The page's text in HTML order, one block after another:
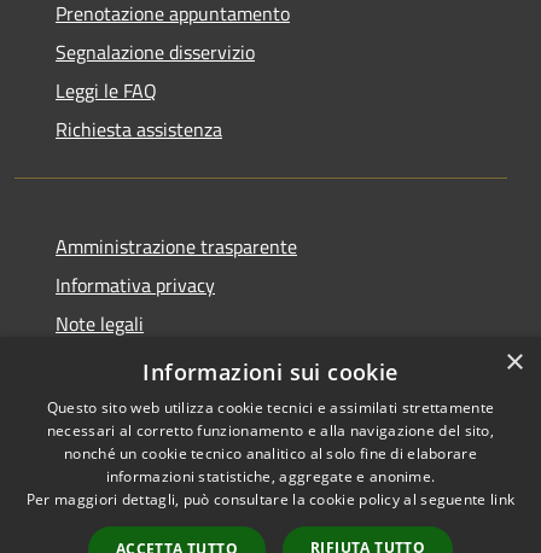
Prenotazione appuntamento
Segnalazione disservizio
Leggi le FAQ
Richiesta assistenza
Amministrazione trasparente
Informativa privacy
Note legali
Dichiarazione di accessibilità
Accessibilità
Copyright © 2026 • Comune di
Torrevecchia Pia • Powered by
Municipium• Accesso
×
Informazioni sui cookie
Questo sito web utilizza cookie tecnici e assimilati strettamente
necessari al corretto funzionamento e alla navigazione del sito,
nonché un cookie tecnico analitico al solo fine di elaborare
informazioni statistiche, aggregate e anonime.
Per maggiori dettagli, può consultare la cookie policy al seguente link
ACCETTA TUTTO RIFIUTA TUTTO